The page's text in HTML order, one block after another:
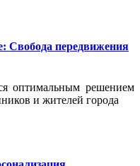
Свобода передвижения
оптимальным решением
и жителей города